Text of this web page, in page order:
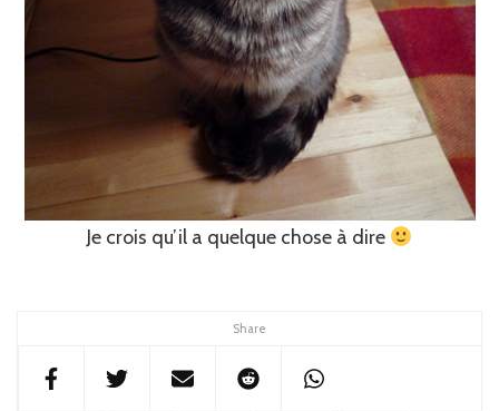
Share
Je crois qu’il a quelque chose à dire